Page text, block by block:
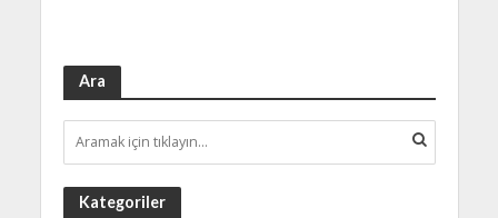
Ara
Kategoriler